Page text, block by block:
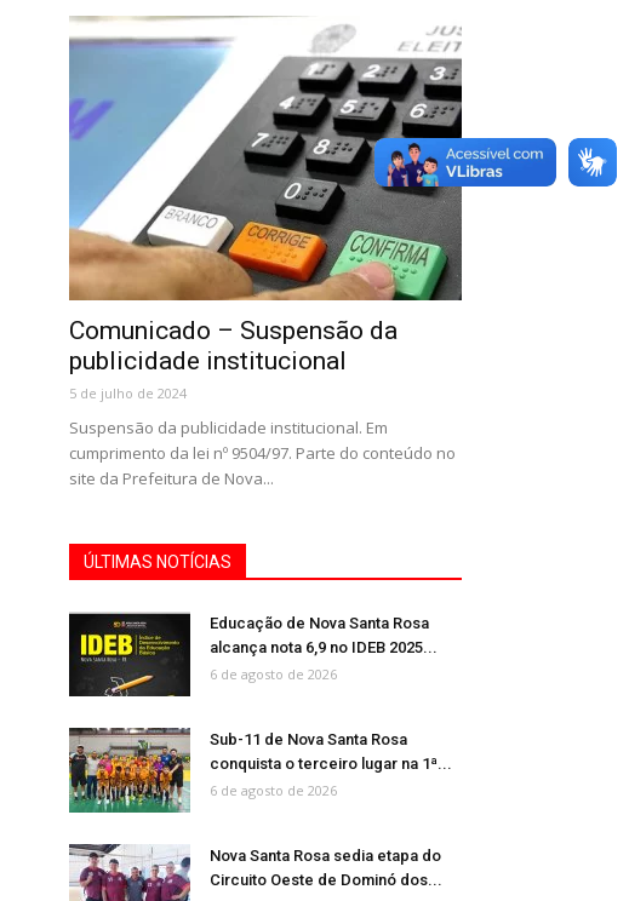
Comunicado – Suspensão da
publicidade institucional
5 de julho de 2024
Suspensão da publicidade institucional. Em
cumprimento da lei nº 9504/97. Parte do conteúdo no
site da Prefeitura de Nova...
ÚLTIMAS NOTÍCIAS
Educação de Nova Santa Rosa
alcança nota 6,9 no IDEB 2025...
6 de agosto de 2026
Sub-11 de Nova Santa Rosa
conquista o terceiro lugar na 1ª...
6 de agosto de 2026
Nova Santa Rosa sedia etapa do
Circuito Oeste de Dominó dos...